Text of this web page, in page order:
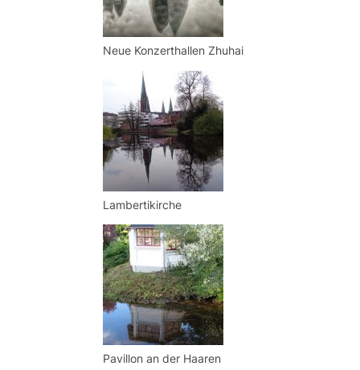
Neue Konzerthallen Zhuhai
Lambertikirche
Pavillon an der Haaren